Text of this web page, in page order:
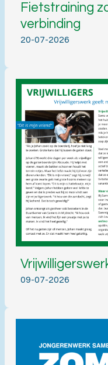
Fietstraining
verbinding
20-07-2026
09-07-2026